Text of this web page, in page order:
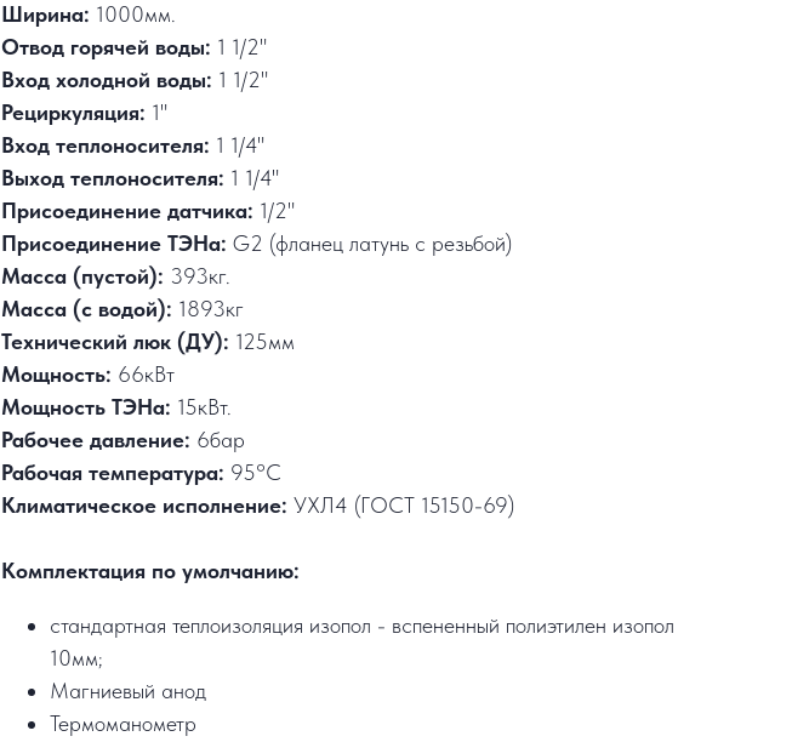
Ширина: 1000мм.
Отвод горячей воды: 1 1/2"
Вход холодной воды: 1 1/2"
Рециркуляция: 1"
Вход теплоносителя: 1 1/4"
Выход теплоносителя: 1 1/4"
Присоединение датчика: 1/2"
Присоединение ТЭНа: G2 (фланец латунь с резьбой)
Масса (пустой): 393кг.
Масса (с водой): 1893кг
Технический люк (ДУ): 125мм
Мощность: 66кВт
Мощность ТЭНа: 15кВт.
Рабочее давление: 6бар
Рабочая температура: 95°C
Климатическое исполнение: УХЛ4 (ГОСТ 15150-69)
Комплектация по умолчанию:
стандартная теплоизоляция изопол - вспененный полиэтилен изопол
10мм;
Магниевый анод
Термоманометр